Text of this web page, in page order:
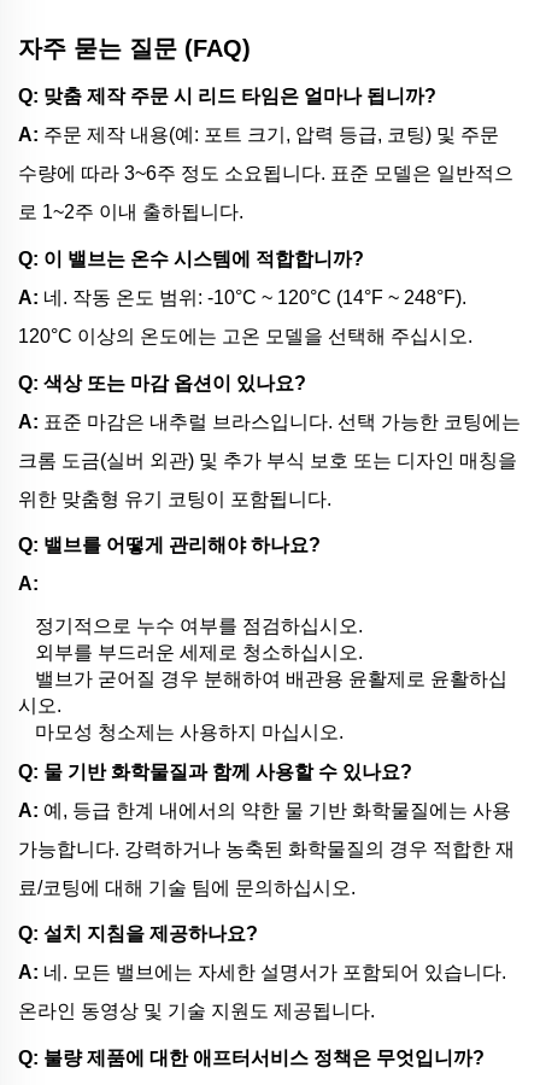
자주 묻는 질문 (FAQ)
Q: 맞춤 제작 주문 시 리드 타임은 얼마나 됩니까?
A: 주문 제작 내용(예: 포트 크기, 압력 등급, 코팅) 및 주문
수량에 따라 3~6주 정도 소요됩니다. 표준 모델은 일반적으
로 1~2주 이내 출하됩니다.
Q: 이 밸브는 온수 시스템에 적합합니까?
A: 네. 작동 온도 범위: -10°C ~ 120°C (14°F ~ 248°F).
120°C 이상의 온도에는 고온 모델을 선택해 주십시오.
Q: 색상 또는 마감 옵션이 있나요?
A: 표준 마감은 내추럴 브라스입니다. 선택 가능한 코팅에는
크롬 도금(실버 외관) 및 추가 부식 보호 또는 디자인 매칭을
위한 맞춤형 유기 코팅이 포함됩니다.
Q: 밸브를 어떻게 관리해야 하나요?
A:
정기적으로 누수 여부를 점검하십시오.
외부를 부드러운 세제로 청소하십시오.
밸브가 굳어질 경우 분해하여 배관용 윤활제로 윤활하십
시오.
마모성 청소제는 사용하지 마십시오.
Q: 물 기반 화학물질과 함께 사용할 수 있나요?
A: 예, 등급 한계 내에서의 약한 물 기반 화학물질에는 사용
가능합니다. 강력하거나 농축된 화학물질의 경우 적합한 재
료/코팅에 대해 기술 팀에 문의하십시오.
Q: 설치 지침을 제공하나요?
A: 네. 모든 밸브에는 자세한 설명서가 포함되어 있습니다.
온라인 동영상 및 기술 지원도 제공됩니다.
Q: 불량 제품에 대한 애프터서비스 정책은 무엇입니까?